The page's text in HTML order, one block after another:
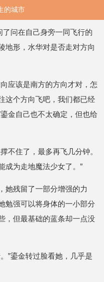
的城市
了问在自己身旁一同飞行的
地形，水华对是否走对方向
应该是南方的方向才对，怎
个方向飞吧，我们都已经
金自己也不太确定，但也给
住了，最多再飞几分钟。
成为走地魔法少女了。”
她残留了一部分增强的力
强可以将身体的一小部分
，但最基础的蓝条却一点没
”鎏金转过脸看她，几乎是